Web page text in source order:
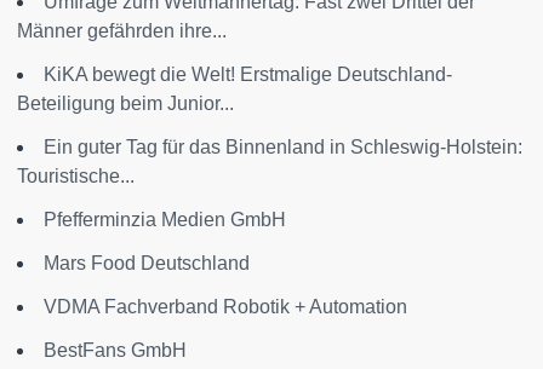
Männer gefährden ihre...
KiKA bewegt die Welt! Erstmalige Deutschland-
Beteiligung beim Junior...
Ein guter Tag für das Binnenland in Schleswig-Holstein:
Touristische...
Pfefferminzia Medien GmbH
Mars Food Deutschland
VDMA Fachverband Robotik + Automation
BestFans GmbH